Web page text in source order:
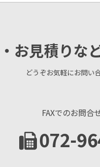
お見積りな
どうぞお気軽にお問い
FAXでのお問合
072-